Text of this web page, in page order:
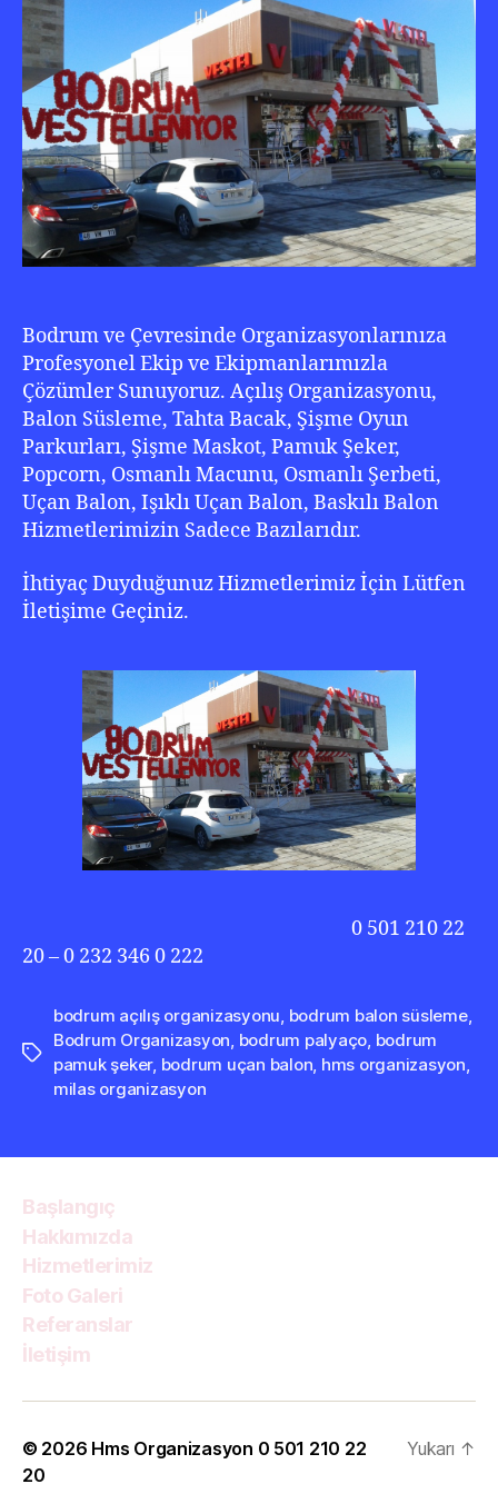
501
Bodrum ve Çevresinde Organizasyonlarınıza
Profesyonel Ekip ve Ekipmanlarımızla
Çözümler Sunuyoruz. Açılış Organizasyonu,
Balon Süsleme, Tahta Bacak, Şişme Oyun
Parkurları, Şişme Maskot, Pamuk Şeker,
Popcorn, Osmanlı Macunu, Osmanlı Şerbeti,
Uçan Balon, Işıklı Uçan Balon, Baskılı Balon
Hizmetlerimizin Sadece Bazılarıdır.
İhtiyaç Duyduğunuz Hizmetlerimiz İçin Lütfen
İletişime Geçiniz.
0 501 210 22
20 – 0 232 346 0 222
Etiketler
bodrum açılış organizasyonu bodrum balon süsleme,
Bodrum Organizasyon bodrum palyaço bodrum
pamuk şeker, bodrum uçan balon hms organizasyon
milas organizasyon
Başlangıç
Hakkımızda
Hizmetlerimiz
Foto Galeri
Referanslar
İletişim
© 2026 Hms Organizasyon 0 501 210 22
20
Yukarı ↑